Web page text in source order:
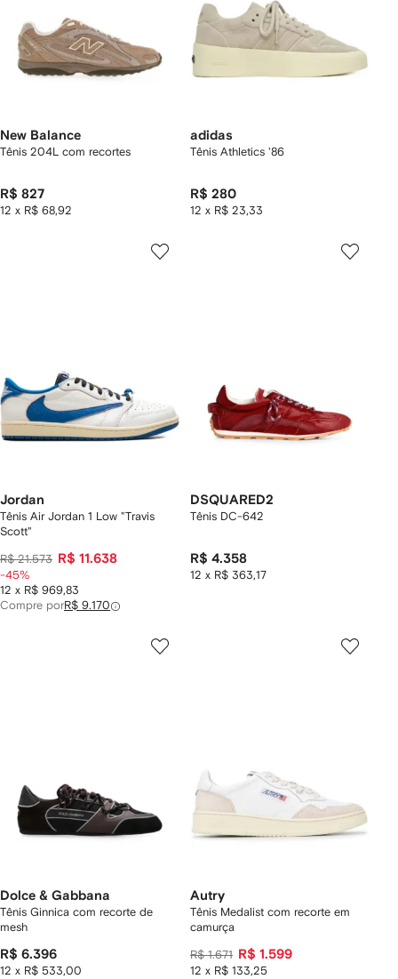
New Balance
Tênis 204L com recortes
R$ 827
12 x R$ 68,92
adidas
Tênis Athletics '86
R$ 280
12 x R$ 23,33
Jordan
Tênis Air Jordan 1 Low "Travis
Scott"
R$ 21.573 R$ 11.638
12 x R$ 969,83
-45%
Compre porR$ 9.170
DSQUARED2
Tênis DC-642
R$ 4.358
12 x R$ 363,17
Dolce & Gabbana
Tênis Ginnica com recorte de
mesh
R$ 6.396
12 x R$ 533,00
Autry
Tênis Medalist com recorte em
camurça
R$ 1.671 R$ 1.599
12 x R$ 133,25